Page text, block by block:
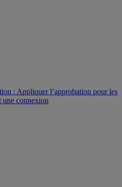
: Appliquer l’approbation pour les
une connexion